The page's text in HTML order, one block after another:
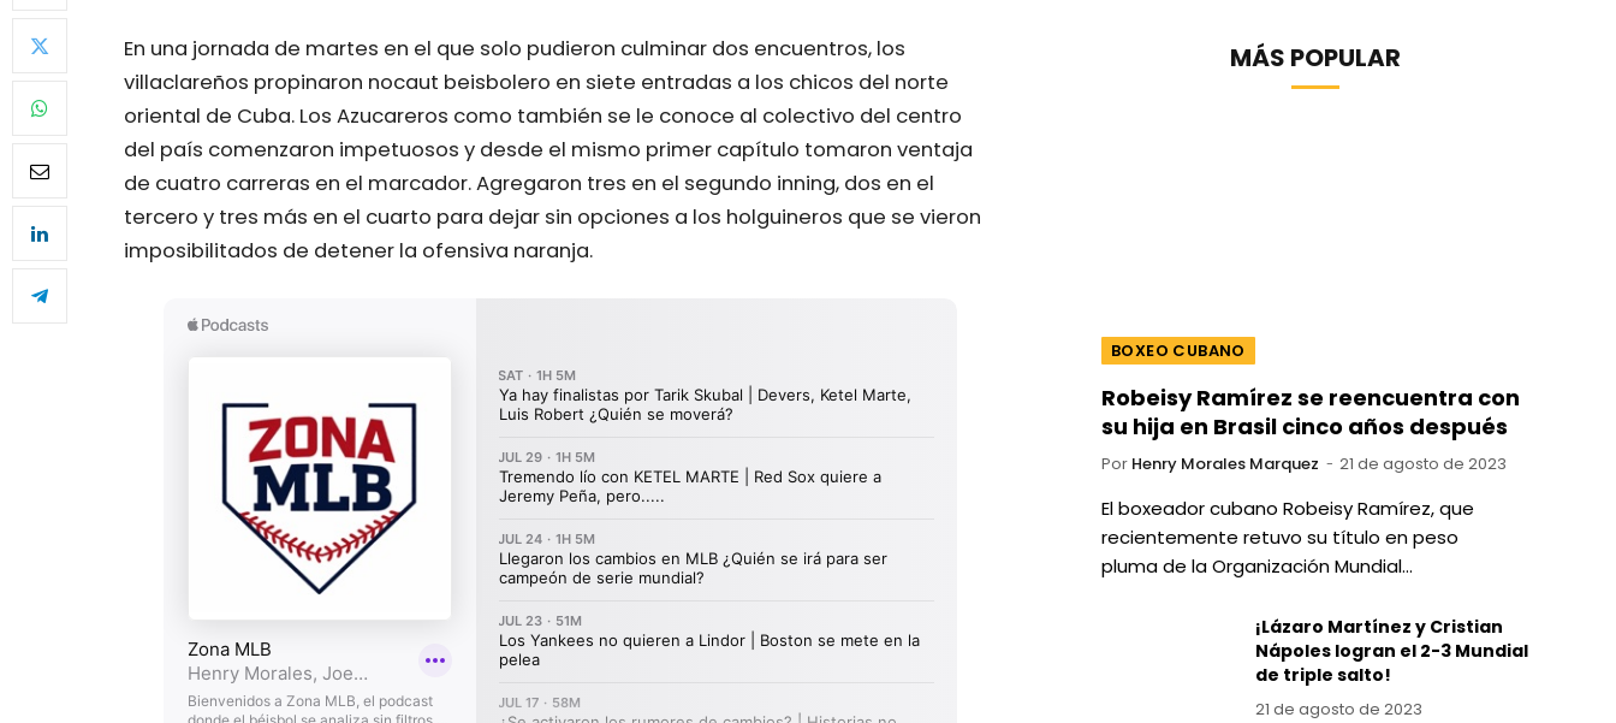
En una jornada de martes en el que solo pudieron culminar dos encuentros, los
villaclareños propinaron nocaut beisbolero en siete entradas a los chicos del norte
oriental de Cuba. Los Azucareros como también se le conoce al colectivo del centro
del país comenzaron impetuosos y desde el mismo primer capítulo tomaron ventaja
de cuatro carreras en el marcador. Agregaron tres en el segundo inning, dos en el
tercero y tres más en el cuarto para dejar sin opciones a los holguineros que se vieron
imposibilitados de detener la ofensiva naranja.
MÁS POPULAR
BOXEO CUBANO
Robeisy Ramírez se reencuentra con
su hija en Brasil cinco años después
Por Henry Morales Marquez 21 de agosto de 2023
El boxeador cubano Robeisy Ramírez, que
recientemente retuvo su título en peso
pluma de la Organización Mundial…
¡Lázaro Martínez y Cristian
Nápoles logran el 2-3 Mundial
de triple salto!
21 de agosto de 2023